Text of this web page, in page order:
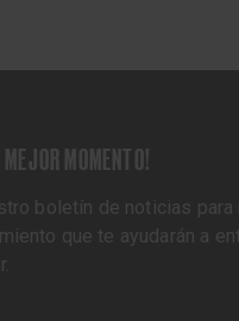
MOMENTO!
boletín de noticias
que te ayudarán a